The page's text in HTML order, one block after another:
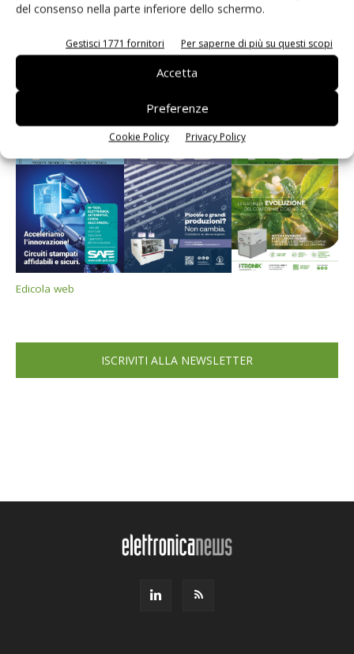
del consenso nella parte inferiore dello schermo.
Gestisci 1771 fornitori Per saperne di più su questi scopi
Accetta
Preferenze
Cookie Policy Privacy Policy
Edicola web
PCB Magazine
Edicola web
ISCRIVITI ALLA NEWSLETTER